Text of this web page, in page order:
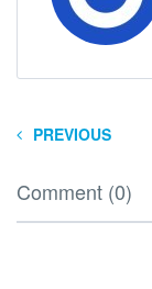
PREVIOUS
Comment (0)